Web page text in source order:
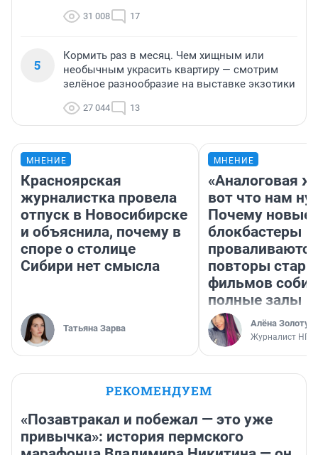
31 008 17
5
Кормить раз в месяц. Чем хищным или
необычным украсить квартиру — смотрим
зелёное разнообразие на выставке экзотики
27 044 13
МНЕНИЕ
Красноярская
журналистка провела
отпуск в Новосибирске
и объяснила, почему в
споре о столице
Сибири нет смысла
Татьяна Зарва
МНЕНИЕ
«Аналоговая
вот что нам
Почему новые
блокбастеры
повторы
фильмов
полные залы
Алёна
Журналист НГС
РЕКОМЕНДУЕМ
«Позавтракал и побежал — это уже
привычка»: история пермского